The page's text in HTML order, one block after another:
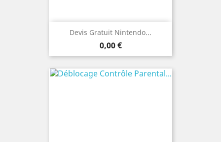
Devis Gratuit Nintendo...
Prix
0,00 €